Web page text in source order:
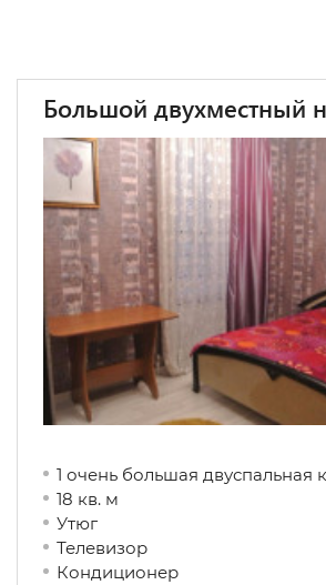
Большой двухместный
1 очень большая двуспальная
18 кв. м
Утюг
Телевизор
Кондиционер